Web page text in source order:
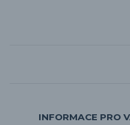
INFORMACE PRO